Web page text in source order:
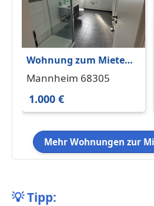
Wohnung zum Mieten
in Mannheim 1.000 € 65
Mannheim 68305
1.000 €
Mehr Wohnungen zur
💡Tipp: